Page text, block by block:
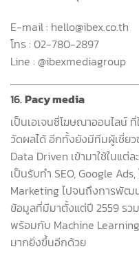
E-mail : hello@ibex.co.th
โทร: 02-780-2897
Line : @ibexmediagroup
16.Pacy media
เป็นเอเจนซี่โฆษณาออนไลน์
วัดผลได้ อีกทั้งยังมีทีมผู้เชี่ย
Data Driven เข้ามาใช้ในแต่
เป็นรับทำ SEO, Google Ads,
Marketing ไปจนถึงการพัฒ
ข้อมูลที่มีมาตั้งแต่ปี 2559 รว
พร้อมกับ Machine Learning
มากยิ่งขึ้นอีกด้วย